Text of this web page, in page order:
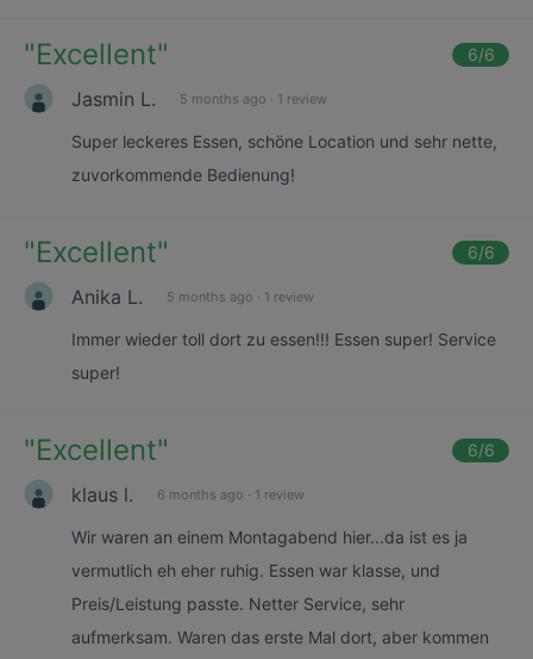
"Excellent" 6/6
Jasmin L. 5 months ago · 1 review
Super leckeres Essen, schöne Location und sehr nette,
zuvorkommende Bedienung!
"Excellent" 6/6
Anika L. 5 months ago · 1 review
Immer wieder toll dort zu essen!!! Essen super! Service
super!
"Excellent" 6/6
klaus l. 6 months ago · 1 review
Wir waren an einem Montagabend hier...da ist es ja
vermutlich eh eher ruhig. Essen war klasse, und
Preis/Leistung passte. Netter Service, sehr
aufmerksam. Waren das erste Mal dort, aber kommen